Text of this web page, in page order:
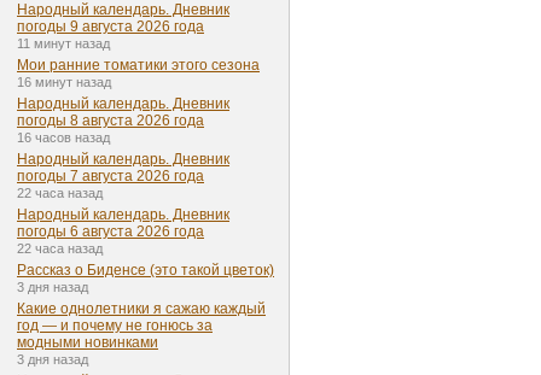
Народный календарь. Дневник
погоды 9 августа 2026 года
11 минут назад
Мои ранние томатики этого сезона
16 минут назад
Народный календарь. Дневник
погоды 8 августа 2026 года
16 часов назад
Народный календарь. Дневник
погоды 7 августа 2026 года
22 часа назад
Народный календарь. Дневник
погоды 6 августа 2026 года
22 часа назад
Рассказ о Биденсе (это такой цветок)
3 дня назад
Какие однолетники я сажаю каждый
год — и почему не гонюсь за
модными новинками
3 дня назад